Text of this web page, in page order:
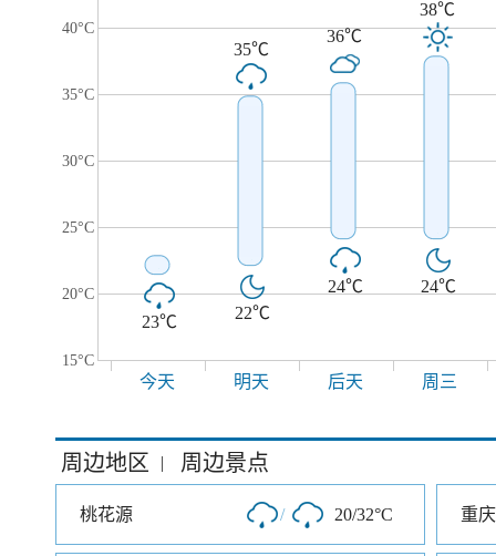
40°C
35°C
30°C
25°C
20°C
15°C
23℃
35℃
22℃
36℃
24℃
38℃
24℃
今天 明天 后天 周三
周边地区 | 周边景点
桃花源 / 20/32°C 重